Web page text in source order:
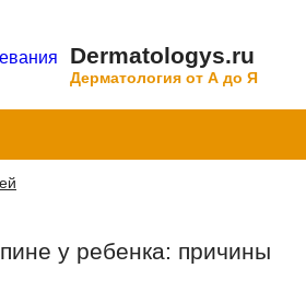
Dermatologys.ru
Дерматология от А до Я
у ребенка: причины